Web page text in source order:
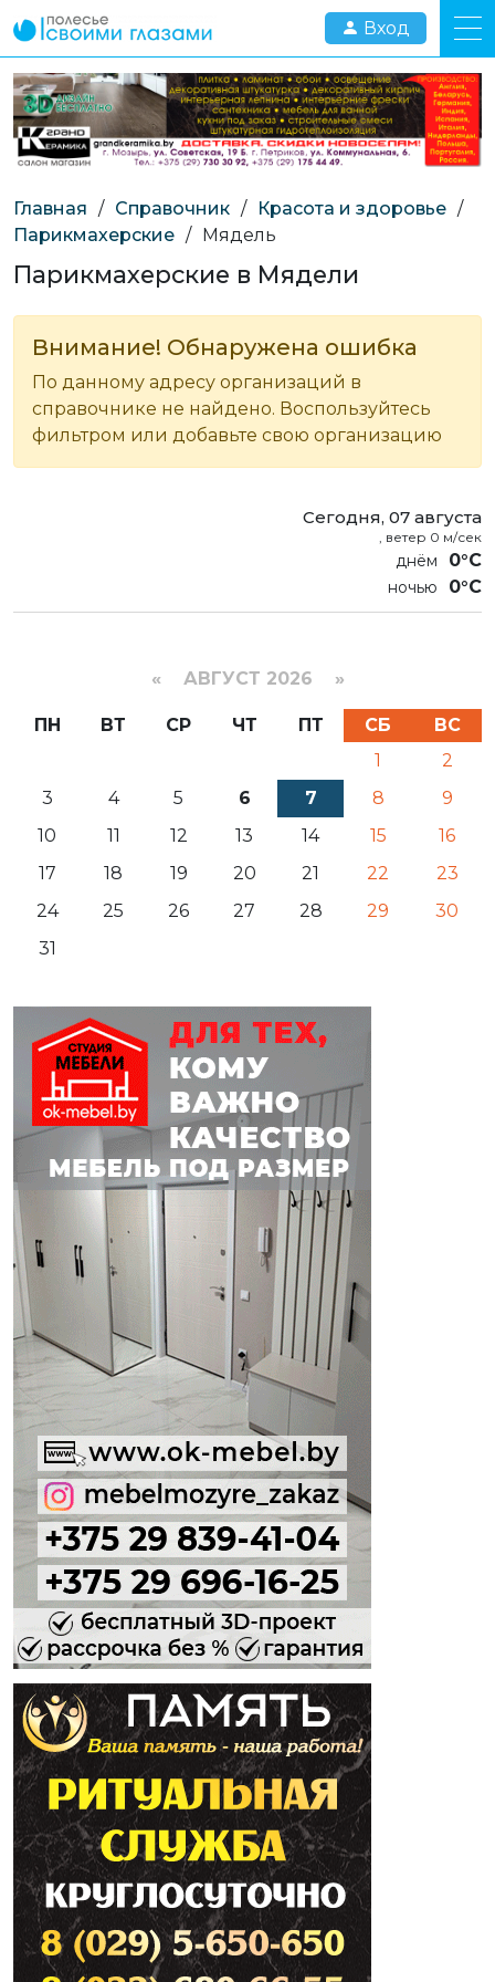
Вход
Главная / Справочник / Красота и здоровье /
Парикмахерские / Мядель
Парикмахерские в Мядели
Внимание! Обнаружена ошибка
По данному адресу организаций в
справочнике не найдено. Воспользуйтесь
фильтром или добавьте свою организацию
Сегодня, 07 августа
, ветер 0 м/сек
0°C
0°C
« АВГУСТ 2026 »
ПН ВТ СР ЧТ ПТ СБ
ВС
1
2
3
4 5 6 7 8
9
10
11 12 13 14 15
16
17
18 19 20 21 22
23
24
25 26 27 28 29
30
31